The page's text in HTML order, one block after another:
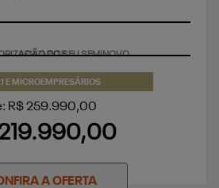
E MICROEMPRESÁRIOS
R$ 259.990,00
219.990,00
A OFERTA